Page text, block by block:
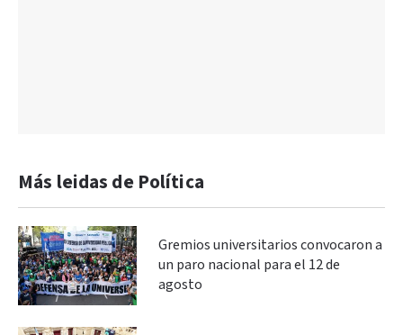
Más leidas de Política
Gremios universitarios convocaron a
un paro nacional para el 12 de
agosto